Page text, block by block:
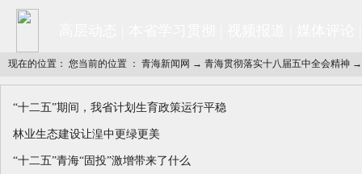
现在的位置： 您当前的位置 ： 青海新闻网 → 青海贯彻落实十八届五中全会精神
“十二五”期间，我省计划生育政策运行平稳
林业生态建设让湟中更绿更美
“十二五”青海“固投”激增带来了什么